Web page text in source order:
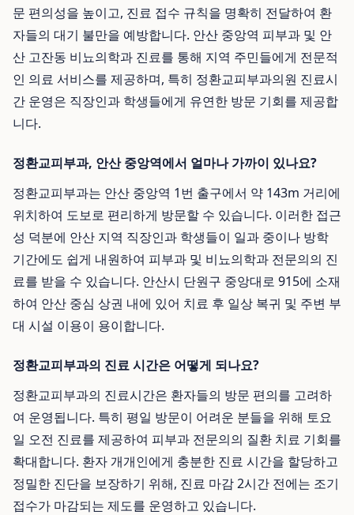
문 편의성을 높이고, 진료 접수 규칙을 명확히 전달하여 환
자들의 대기 불만을 예방합니다. 안산 중앙역 피부과 및 안
산 고잔동 비뇨의학과 진료를 통해 지역 주민들에게 전문적
인 의료 서비스를 제공하며, 특히 정환교피부과의원 진료시
간 운영은 직장인과 학생들에게 유연한 방문 기회를 제공합
니다.
정환교피부과, 안산 중앙역에서 얼마나 가까이 있나요?
정환교피부과는 안산 중앙역 1번 출구에서 약 143m 거리에
위치하여 도보로 편리하게 방문할 수 있습니다. 이러한 접근
성 덕분에 안산 지역 직장인과 학생들이 일과 중이나 방학
기간에도 쉽게 내원하여 피부과 및 비뇨의학과 전문의의 진
료를 받을 수 있습니다. 안산시 단원구 중앙대로 915에 소재
하여 안산 중심 상권 내에 있어 치료 후 일상 복귀 및 주변 부
대 시설 이용이 용이합니다.
정환교피부과의 진료 시간은 어떻게 되나요?
정환교피부과의 진료시간은 환자들의 방문 편의를 고려하
여 운영됩니다. 특히 평일 방문이 어려운 분들을 위해 토요
일 오전 진료를 제공하여 피부과 전문의의 질환 치료 기회를
확대합니다. 환자 개개인에게 충분한 진료 시간을 할당하고
정밀한 진단을 보장하기 위해, 진료 마감 2시간 전에는 조기
접수가 마감되는 제도를 운영하고 있습니다.